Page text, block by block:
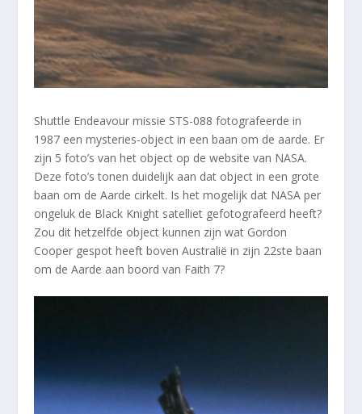
Shuttle Endeavour missie STS-088 fotografeerde in
1987 een mysteries-object in een baan om de aarde. Er
zijn 5 foto’s van het object op de website van NASA.
Deze foto’s tonen duidelijk aan dat object in een grote
baan om de Aarde cirkelt. Is het mogelijk dat NASA per
ongeluk de Black Knight satelliet gefotografeerd heeft?
Zou dit hetzelfde object kunnen zijn wat Gordon
Cooper gespot heeft boven Australië in zijn 22ste baan
om de Aarde aan boord van Faith 7?